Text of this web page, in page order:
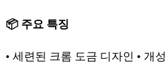
📦 주요 특징
• 세련된 크롬 도금 디자인 • 개